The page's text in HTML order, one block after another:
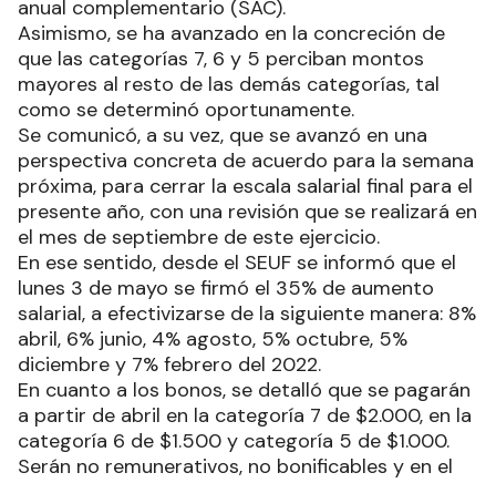
anual complementario (SAC).
Asimismo, se ha avanzado en la concreción de
que las categorías 7, 6 y 5 perciban montos
mayores al resto de las demás categorías, tal
como se determinó oportunamente.
Se comunicó, a su vez, que se avanzó en una
perspectiva concreta de acuerdo para la semana
próxima, para cerrar la escala salarial final para el
presente año, con una revisión que se realizará en
el mes de septiembre de este ejercicio.
En ese sentido, desde el SEUF se informó que el
lunes 3 de mayo se firmó el 35% de aumento
salarial, a efectivizarse de la siguiente manera: 8%
abril, 6% junio, 4% agosto, 5% octubre, 5%
diciembre y 7% febrero del 2022.
En cuanto a los bonos, se detalló que se pagarán
a partir de abril en la categoría 7 de $2.000, en la
categoría 6 de $1.500 y categoría 5 de $1.000.
Serán no remunerativos, no bonificables y en el